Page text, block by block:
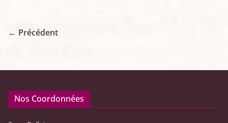
← Précédent
Nos Coordonnées